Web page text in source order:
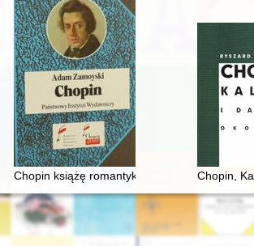
z czasów Młodej Polski
urzeczenie
Chopin książę romantyków Chopin,